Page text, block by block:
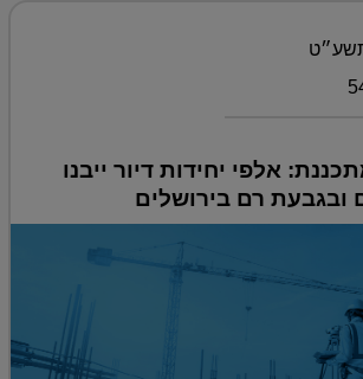
אלפי יחידות דיור ייבנו
ובגבעת רם בירושלים